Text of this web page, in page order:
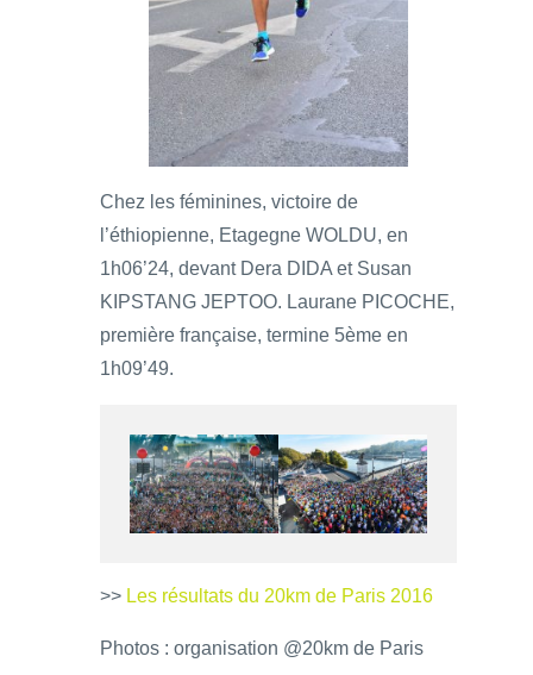
Chez les féminines, victoire de
l’éthiopienne, Etagegne WOLDU, en
1h06’24, devant Dera DIDA et Susan
KIPSTANG JEPTOO. Laurane PICOCHE,
première française, termine 5ème en
1h09’49.
>> Les résultats du 20km de Paris 2016
Photos : organisation @20km de Paris